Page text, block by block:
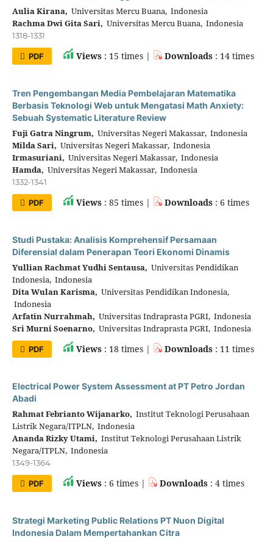
Aulia Kirana, Universitas Mercu Buana, Indonesia
Rachma Dwi Gita Sari, Universitas Mercu Buana, Indonesia
1318-1331
PDF Views : 15 times | Downloads : 14 times
Tren Pengembangan Media Pembelajaran Matematika
Berbasis Teknologi Web untuk Mengatasi Math Anxiety:
Sebuah Systematic Literature Review
Fuji Gatra Ningrum, Universitas Negeri Makassar, Indonesia
Milda Sari, Universitas Negeri Makassar, Indonesia
Irmasuriani, Universitas Negeri Makassar, Indonesia
Hamda, Universitas Negeri Makassar, Indonesia
1332-1341
PDF Views : 85 times | Downloads : 6 times
Studi Pustaka: Analisis Komprehensif Persamaan
Diferensial dalam Penerapan Teori Ekonomi Dinamis
Yullian Rachmat Yudhi Sentausa, Universitas Pendidikan
Indonesia, Indonesia
Dita Wulan Karisma, Universitas Pendidikan Indonesia,
Indonesia
Arfatin Nurrahmah, Universitas Indraprasta PGRI, Indonesia
Sri Murni Soenarno, Universitas Indraprasta PGRI, Indonesia
PDF Views : 18 times | Downloads : 11 times
Electrical Power System Assessment at PT Petro Jordan
Abadi
Rahmat Febrianto Wijanarko, Institut Teknologi Perusahaan
Listrik Negara/ITPLN, Indonesia
Ananda Rizky Utami, Institut Teknologi Perusahaan Listrik
Negara/ITPLN, Indonesia
1349-1364
PDF Views : 6 times | Downloads : 4 times
Strategi Marketing Public Relations PT Nuon Digital
Indonesia Dalam Mempertahankan Citra